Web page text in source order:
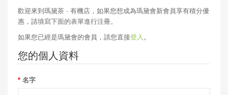
歡迎來到瑪黛茶 · 有機店，如果您想成為瑪黛會新會員享有積分優
惠，請填寫下面的表單進行注冊。
如果您已經是瑪黛會的會員，請您直接登入 。
您的個人資料
名字